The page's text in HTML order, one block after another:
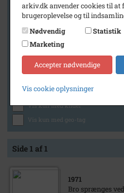
Geografi
Generelt
Vis kun med billeder
Vis kun med lydklip
Vis kun med kilder
Vis kun med geo-tag
Side 1 af 1
1971
Bro sprænges
arkiv.dk anvender cookies til at
brugeroplevelse og til
Nødvendig
Statistik
Marketing
Accepter nødvendige
Vis cookie oplysninger